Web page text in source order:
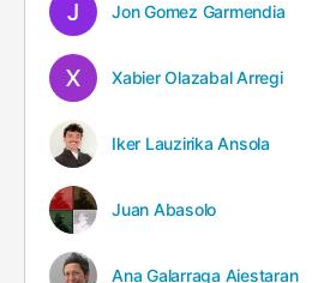
Jon Gomez Garmendia
Xabier Olazabal Arregi
Iker Lauzirika Ansola
Juan Abasolo
Ana Galarraga Aiestaran